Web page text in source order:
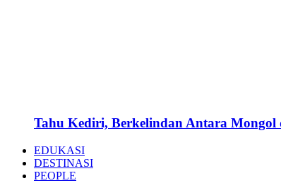
Tahu Kediri, Berkelindan Antara Mongol
EDUKASI
DESTINASI
PEOPLE